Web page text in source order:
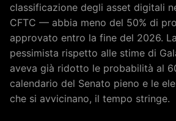
classificazione degli asset digitali
CFTC — abbia meno del 50% di
approvato entro la fine del 2026.
pessimista rispetto alle stime di
aveva già ridotto le probabilità al
calendario del Senato pieno e le
che si avvicinano, il tempo stringe.